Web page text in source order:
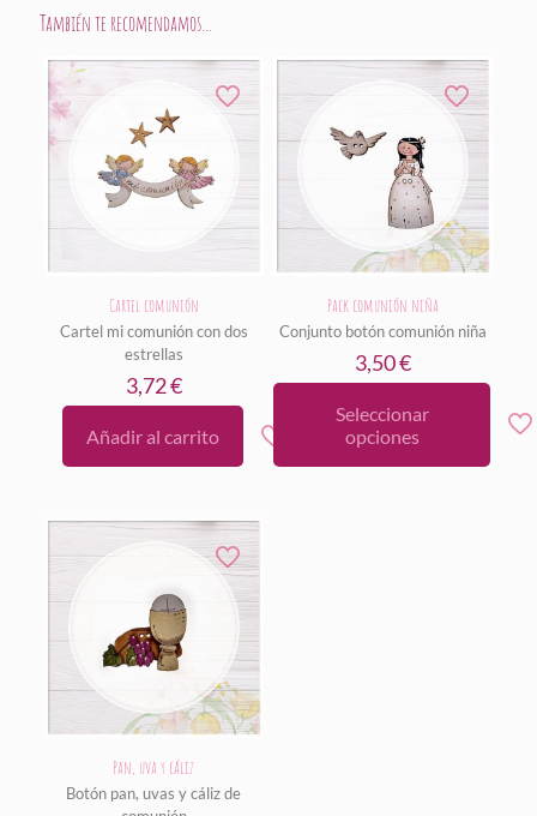
También te recomendamos…
Cartel comunión
Cartel mi comunión con dos
estrellas
3,72€
Añadir al carrito
Pack comunión niña
Conjunto botón comunión niña
3,50€
Seleccionar
opciones
Este
Pan, uva y cáliz
Botón pan, uvas y cáliz de